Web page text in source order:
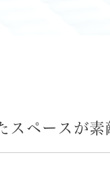
スペースが